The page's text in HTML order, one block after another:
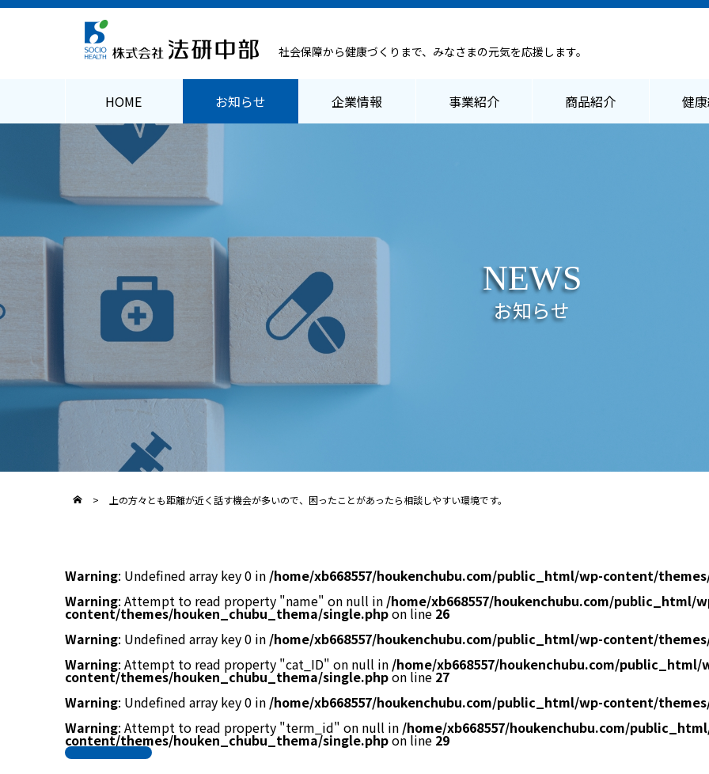
社会保障から健康づくりまで、みなさまの元気を応援します。
HOME お知らせ 企業情報 事業紹介 商品紹介 健
NEWS
お知らせ
> 上の方々とも距離が近く話す機会が多いので、困ったことがあったら相談しやすい環境です。
Warning: Undefined array key 0 in /home/xb668557/houkenchubu.com/public_html/wp-content/
Warning: Attempt to read property "name" on null in /home/xb668557/houkenchubu.com/public_html/
content/themes/houken_chubu_thema/single.phpon line 26
Warning: Undefined array key 0 in /home/xb668557/houkenchubu.com/public_html/wp-content/
Warning: Attempt to read property "cat_ID" on null in /home/xb668557/houkenchubu.com/public_html/
content/themes/houken_chubu_thema/single.phpon line27
Warning: Undefined array key 0 in /home/xb668557/houkenchubu.com/public_html/wp-content/
Warning: Attempt to read property "term_id" on null in /home/xb668557/houkenchubu.com/
content/themes/houken_chubu_thema/single.phpon line 29